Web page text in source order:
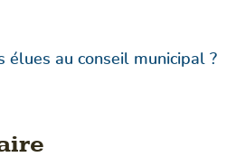
au conseil municipal ?